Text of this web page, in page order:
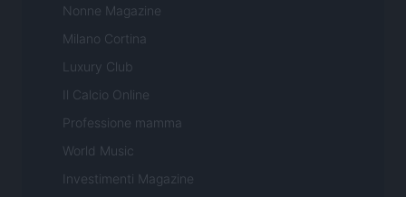
Nonne Magazine
Milano Cortina
Luxury Club
Il Calcio Online
Professione mamma
World Music
Investimenti Magazine